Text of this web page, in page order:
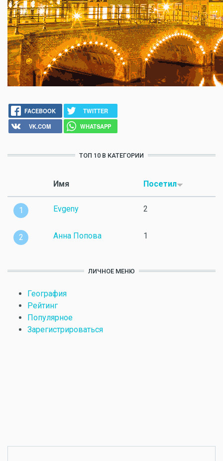
FACEBOOK
TWITTER
VK.COM
WHATSAPP
ТОП 10 В КАТЕГОРИИ
Имя Посетил
1 Evgeny 2
2 Анна Попова 1
ЛИЧНОЕ МЕНЮ
География
Рейтинг
Популярное
Зарегистрироваться